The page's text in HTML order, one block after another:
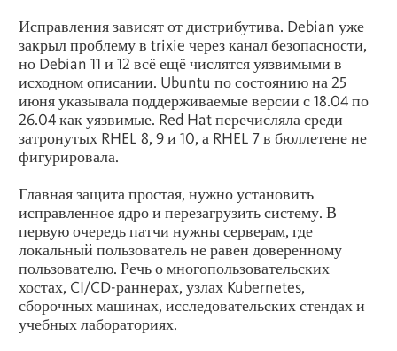
Исправления зависят от дистрибутива. Debian уже
закрыл проблему в trixie через канал безопасности,
но Debian 11 и 12 всё ещё числятся уязвимыми в
исходном описании. Ubuntu по состоянию на 25
июня указывала поддерживаемые версии с 18.04 по
26.04 как уязвимые. Red Hat перечисляла среди
затронутых RHEL 8, 9 и 10, а RHEL 7 в бюллетене не
фигурировала.
Главная защита простая, нужно установить
исправленное ядро и перезагрузить систему. В
первую очередь патчи нужны серверам, где
локальный пользователь не равен доверенному
пользователю. Речь о многопользовательских
хостах, CI/CD-раннерах, узлах Kubernetes,
сборочных машинах, исследовательских стендах и
учебных лабораториях.